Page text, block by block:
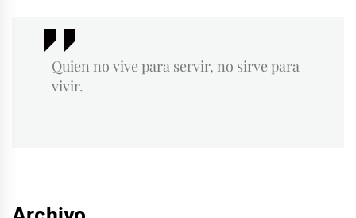
Quien no vive para servir, no sirve para
vivir.